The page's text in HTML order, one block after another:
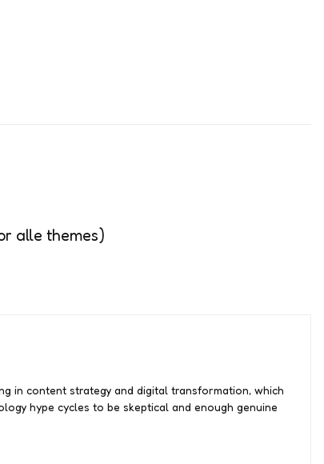
alle themes)
in content strategy and digital transformation, which
hype cycles to be skeptical and enough genuine